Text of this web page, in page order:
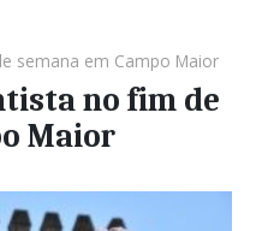
semana em Campo Maior
no fim de
Maior